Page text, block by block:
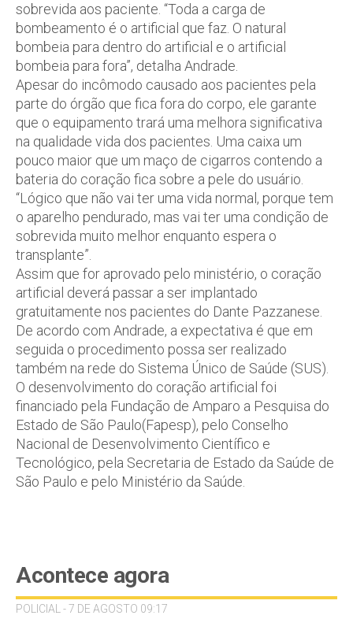
sobrevida aos paciente. “Toda a carga de
bombeamento é o artificial que faz. O natural
bombeia para dentro do artificial e o artificial
bombeia para fora”, detalha Andrade.
Apesar do incômodo causado aos pacientes pela
parte do órgão que fica fora do corpo, ele garante
que o equipamento trará uma melhora significativa
na qualidade vida dos pacientes. Uma caixa um
pouco maior que um maço de cigarros contendo a
bateria do coração fica sobre a pele do usuário.
“Lógico que não vai ter uma vida normal, porque tem
o aparelho pendurado, mas vai ter uma condição de
sobrevida muito melhor enquanto espera o
transplante”.
Assim que for aprovado pelo ministério, o coração
artificial deverá passar a ser implantado
gratuitamente nos pacientes do Dante Pazzanese.
De acordo com Andrade, a expectativa é que em
seguida o procedimento possa ser realizado
também na rede do Sistema Único de Saúde (SUS).
O desenvolvimento do coração artificial foi
financiado pela Fundação de Amparo a Pesquisa do
Estado de São Paulo(Fapesp), pelo Conselho
Nacional de Desenvolvimento Científico e
Tecnológico, pela Secretaria de Estado da Saúde de
São Paulo e pelo Ministério da Saúde.
Acontece agora
POLICIAL - 7 DE AGOSTO 09:17